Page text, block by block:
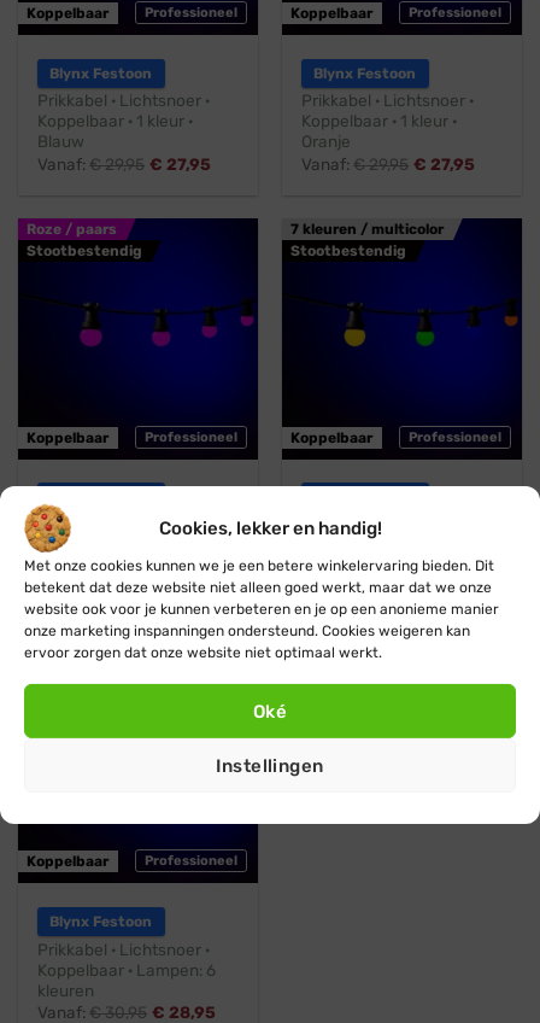
Cookies, lekker en handig!
Met onze cookies kunnen we je een betere winkelervaring bieden. Dit
betekent dat deze website niet alleen goed werkt, maar dat we onze
website ook voor je kunnen verbeteren en je op een anonieme manier
onze marketing inspanningen ondersteund. Cookies weigeren kan
ervoor zorgen dat onze website niet optimaal werkt.
Oké
Instellingen
Professioneel
Koppelbaar
Blynx Festoon
Prikkabel · Lichtsnoer ·
Koppelbaar · 1 kleur ·
Blauw
Vanaf:€29,95 € 27,95
Professioneel
Koppelbaar
Blynx Festoon
Prikkabel · Lichtsnoer ·
Koppelbaar · 1 kleur ·
Oranje
Vanaf:€29,95 € 27,95
Roze / paars
Stootbestendig
Professioneel
Koppelbaar
Prikkabel · Lichtsnoer ·
Koppelbaar · Lampen:
Roze · Roze bol
Vanaf:€29,95 €27,95
7 kleuren / multicolor
Stootbestendig
Professioneel
Koppelbaar
Prikkabel · Lichtsnoer ·
Koppelbaar · Lampen: 7
kleuren
Vanaf:€ 32,95 €29,95
6 kleuren / multicolor
Professioneel
Koppelbaar
Blynx Festoon
Prikkabel · Lichtsnoer ·
Koppelbaar · Lampen: 6
kleuren
Vanaf:€30,95 € 28,95